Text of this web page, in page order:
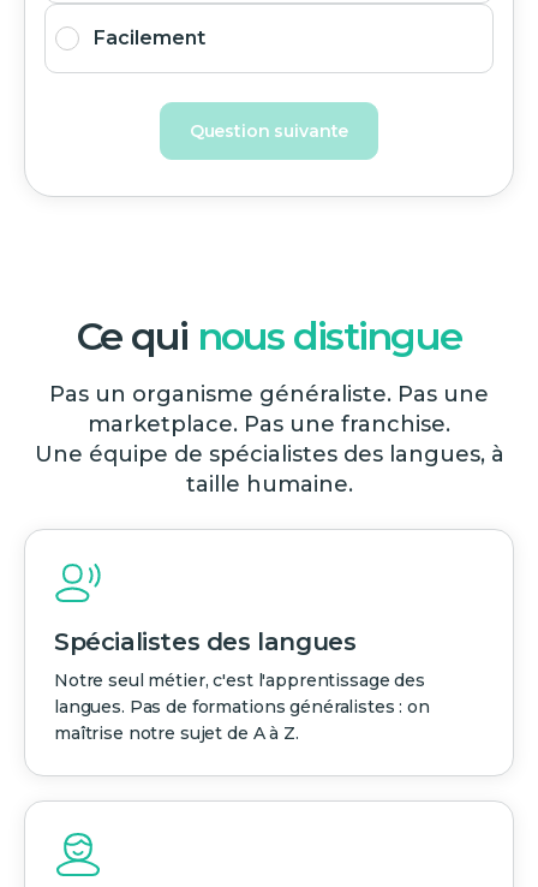
Facilement
Question suivante
Ce qui nous distingue
Pas un organisme généraliste. Pas une
marketplace. Pas une franchise.
Une équipe de spécialistes des langues, à
taille humaine.
Spécialistes des langues
Notre seul métier, c'est l'apprentissage des
langues. Pas de formations généralistes : on
maîtrise notre sujet de A à Z.